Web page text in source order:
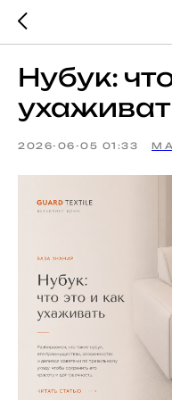
Нубук:
2026-06-05 01:33